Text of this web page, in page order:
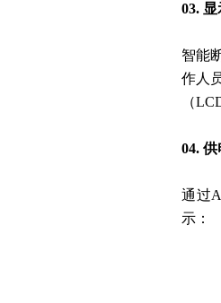
03.
智能
作人
（
04.
通过
示：